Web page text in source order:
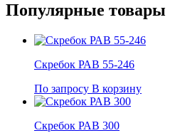
Популярные товары
Скребок РАВ 55-246
По запросу В корзину
Скребок РАВ 300